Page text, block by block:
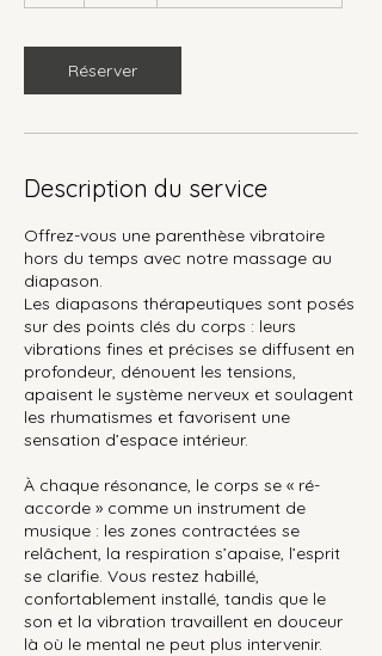
Réserver
Description du service
Offrez-vous une parenthèse vibratoire
hors du temps avec notre massage au
diapason.
Les diapasons thérapeutiques sont posés
sur des points clés du corps : leurs
vibrations fines et précises se diffusent en
profondeur, dénouent les tensions,
apaisent le système nerveux et soulagent
les rhumatismes et favorisent une
sensation d’espace intérieur.
À chaque résonance, le corps se « ré-
accorde » comme un instrument de
musique : les zones contractées se
relâchent, la respiration s’apaise, l’esprit
se clarifie. Vous restez habillé,
confortablement installé, tandis que le
son et la vibration travaillent en douceur
là où le mental ne peut plus intervenir.